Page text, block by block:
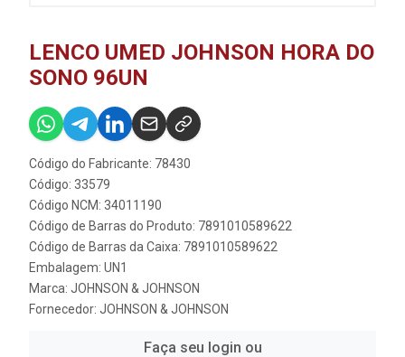
LENCO UMED JOHNSON HORA DO
SONO 96UN
Código do Fabricante: 78430
Código: 33579
Código NCM: 34011190
Código de Barras do Produto: 7891010589622
Código de Barras da Caixa: 7891010589622
Embalagem: UN1
Marca: JOHNSON & JOHNSON
Fornecedor: JOHNSON & JOHNSON
Faça seu login ou